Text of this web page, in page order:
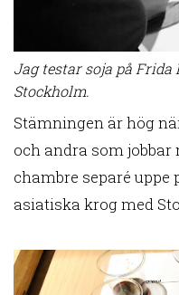
Jag testar soja på Frida
Stockholm.
Stämningen är hög
och andra som jobbar
chambre separé uppe
asiatiska krog med